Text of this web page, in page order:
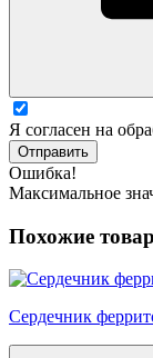
Я согласен на
Отправить
Ошибка!
Максимальное
Похожие
Сердечник